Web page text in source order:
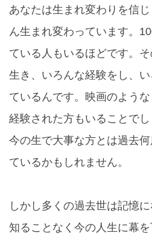
あなたは生まれ変わりを信
ん生まれ変わっています。
ている人もいるほどです。
生き、いろんな経験をし、
ているんです。映画のよう
経験された方もいることでし
今の生で大事な方とは過去
ているかもしれません。
しかし多くの過去世は記憶
知ることなく今の人生に幕を